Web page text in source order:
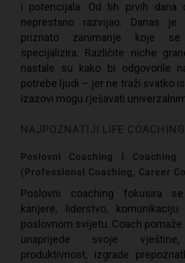
i potencijala. Od tih prvih dana
neprestano razvijao. Danas je
priznato zanimanje koje
specijalizira. Različite niche
nastale su kako bi odgovorile
potrebe ljudi – jer ne traži svatko
izazovi mogu rješavati
NAJPOZNATIJI LIFE
Poslovni Coaching I Coaching
(Professional Coaching, Career
Poslovni coaching fokusira
karijere, liderstvo,
poslovnom svijetu. Coach pomaže
unaprijede svoje
produktivnost, izgrade